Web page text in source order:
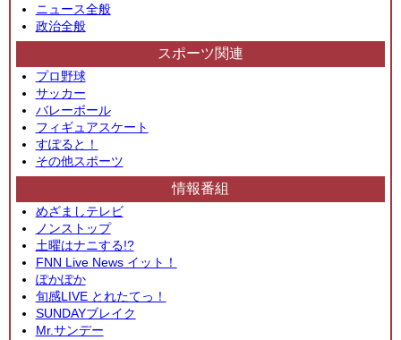
ニュース全般
政治全般
スポーツ関連
プロ野球
サッカー
バレーボール
フィギュアスケート
すぽると！
その他スポーツ
情報番組
めざましテレビ
ノンストップ
土曜はナニする!?
FNN Live News イット！
ぽかぽか
旬感LIVE とれたてっ！
SUNDAYブレイク
Mr.サンデー